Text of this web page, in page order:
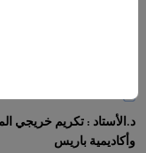
30‏/11‏/2022
د.الأستاد : تكريم خريجي
وأكاديمية باريس